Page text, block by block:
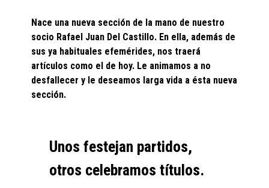
Nace una nueva sección de la mano de nuestro
socio Rafael Juan Del Castillo. En ella, además de
sus ya habituales efemérides, nos traerá
artículos como el de hoy. Le animamos a no
desfallecer y le deseamos larga vida a ésta nueva
sección.
Unos festejan partidos,
otros celebramos títulos.